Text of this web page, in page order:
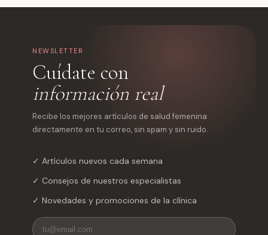
NEWSLETTER
Cuídate con
información real
Recibe los mejores artículos de salud femenina
directamente en tu correo, sin spam y sin ruido.
✓ Artículos nuevos cada semana
✓ Consejos de nuestros especialistas
✓ Novedades y promociones de la clínica